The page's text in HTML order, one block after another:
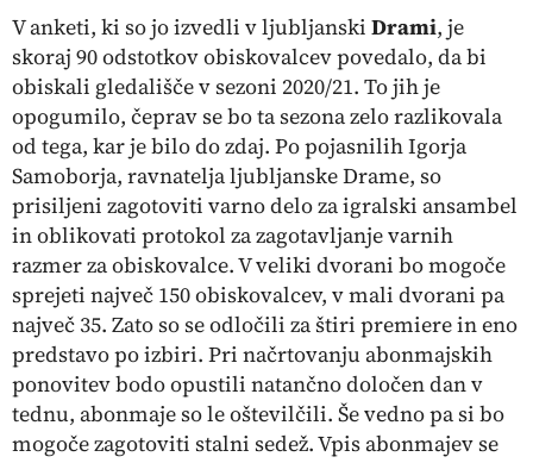
V anketi, ki so jo izvedli v ljubljanski Drami, je
skoraj 90 odstotkov obiskovalcev povedalo, da bi
obiskali gledališče v sezoni 2020/21. To jih je
opogumilo, čeprav se bo ta sezona zelo razlikovala
od tega, kar je bilo do zdaj. Po pojasnilih Igorja
Samoborja, ravnatelja ljubljanske Drame, so
prisiljeni zagotoviti varno delo za igralski ansambel
in oblikovati protokol za zagotavljanje varnih
razmer za obiskovalce. V veliki dvorani bo mogoče
sprejeti največ 150 obiskovalcev, v mali dvorani pa
največ 35. Zato so se odločili za štiri premiere in eno
predstavo po izbiri. Pri načrtovanju abonmajskih
ponovitev bodo opustili natančno določen dan v
tednu, abonmaje so le oštevilčili. Še vedno pa si bo
mogoče zagotoviti stalni sedež. Vpis abonmajev se